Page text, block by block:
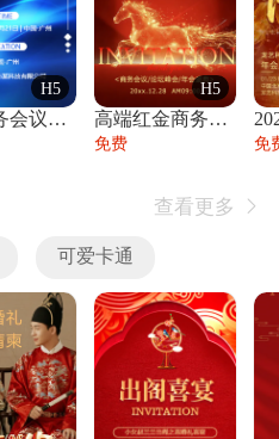
H5
高端商务会议招商加盟展会峰会论坛邀请函
H5
高端红金商务会议年会年终盛典答谢邀请函
免费 免
查看更多 
可爱卡通